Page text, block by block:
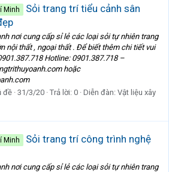
Minh
Sỏi trang trí tiểu cảnh sân
nơi cung cấp sỉ lẻ các loại sỏi tự nhiên trang
nội thất , ngoại thất . Để biết thêm chi tiết vui
Hotline: 0901.387.718 –
hoặc
đề 31/3/20 Trả lời: 0 Diễn đàn: Vật liệu xây
Minh
Sỏi trang trí công trình nghệ
nơi cung cấp sỉ lẻ các loại sỏi tự nhiên trang